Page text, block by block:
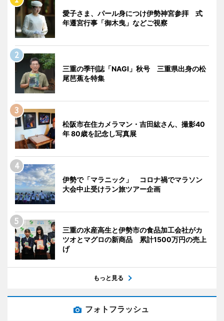
愛子さま、パール身につけ伊勢神宮参拝 式
年遷宮行事「御木曳」などご視察
三重の季刊誌「NAGI」秋号 三重県出身の松
尾芭蕉を特集
松阪市在住カメラマン・吉田紘さん、撮影40
年 80歳を記念し写真展
伊勢で「マラニック」 コロナ禍でマラソン
大会中止受けラン旅ツアー企画
三重の水産高生と伊勢市の食品加工会社がカ
ツオとマグロの新商品 累計1500万円の売上
げ
もっと見る
フォトフラッシュ